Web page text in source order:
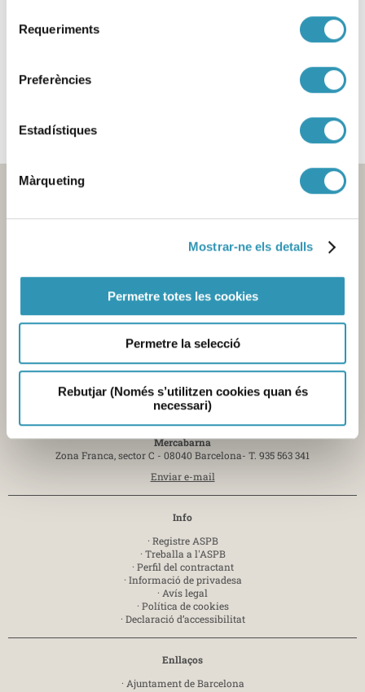
Requeriments
Preferències
Estadístiques
Màrqueting
Mostrar-ne els detalls
Permetre totes les cookies
Permetre la selecció
Rebutjar (Només s’utilitzen cookies quan és
necessari)
Contacte
Seu central de l'Agència
Pl. Lesseps, 1 - 08023 Barcelona -T. 932 384 545
Laboratori
Av. Drassanes, 13 - 08001 Barcelona -
Mercabarna
Zona Franca, sector C - 08040 Barcelona- T. 935 563 341
Enviar e-mail
Info
· Registre ASPB
· Treballa a l'ASPB
· Perfil del contractant
· Informació de privadesa
· Avís legal
· Política de cookies
· Declaració d’accessibilitat
Enllaços
· Ajuntament de Barcelona